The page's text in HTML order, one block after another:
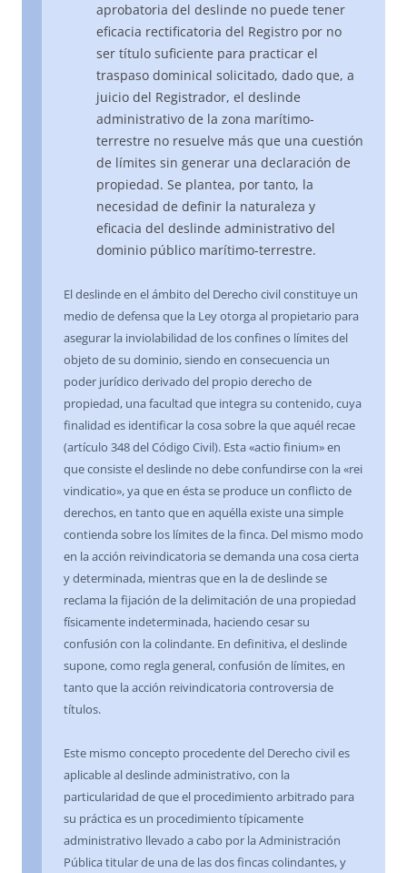
aprobatoria del deslinde no puede tener
eficacia rectificatoria del Registro por no
ser título suficiente para practicar el
traspaso dominical solicitado, dado que, a
juicio del Registrador, el deslinde
administrativo de la zona marítimo-
terrestre no resuelve más que una cuestión
de límites sin generar una declaración de
propiedad. Se plantea, por tanto, la
necesidad de definir la naturaleza y
eficacia del deslinde administrativo del
dominio público marítimo-terrestre.
El deslinde en el ámbito del Derecho civil constituye un
medio de defensa que la Ley otorga al propietario para
asegurar la inviolabilidad de los confines o límites del
objeto de su dominio, siendo en consecuencia un
poder jurídico derivado del propio derecho de
propiedad, una facultad que integra su contenido, cuya
finalidad es identificar la cosa sobre la que aquél recae
(artículo 348 del Código Civil). Esta «actio finium» en
que consiste el deslinde no debe confundirse con la «rei
vindicatio», ya que en ésta se produce un conflicto de
derechos, en tanto que en aquélla existe una simple
contienda sobre los límites de la finca. Del mismo modo
en la acción reivindicatoria se demanda una cosa cierta
y determinada, mientras que en la de deslinde se
reclama la fijación de la delimitación de una propiedad
físicamente indeterminada, haciendo cesar su
confusión con la colindante. En definitiva, el deslinde
supone, como regla general, confusión de límites, en
tanto que la acción reivindicatoria controversia de
títulos.
Este mismo concepto procedente del Derecho civil es
aplicable al deslinde administrativo, con la
particularidad de que el procedimiento arbitrado para
su práctica es un procedimiento típicamente
administrativo llevado a cabo por la Administración
Pública titular de una de las dos fincas colindantes, y